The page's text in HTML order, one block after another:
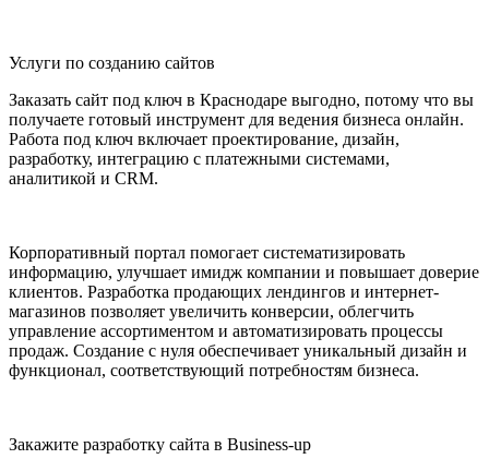
Услуги по созданию сайтов
Заказать сайт под ключ в Краснодаре выгодно, потому что вы
получаете готовый инструмент для ведения бизнеса онлайн.
Работа под ключ включает проектирование, дизайн,
разработку, интеграцию с платежными системами,
аналитикой и CRM.
Корпоративный портал помогает систематизировать
информацию, улучшает имидж компании и повышает доверие
клиентов. Разработка продающих лендингов и интернет-
магазинов позволяет увеличить конверсии, облегчить
управление ассортиментом и автоматизировать процессы
продаж. Создание с нуля обеспечивает уникальный дизайн и
функционал, соответствующий потребностям бизнеса.
Закажите разработку сайта в Business-up